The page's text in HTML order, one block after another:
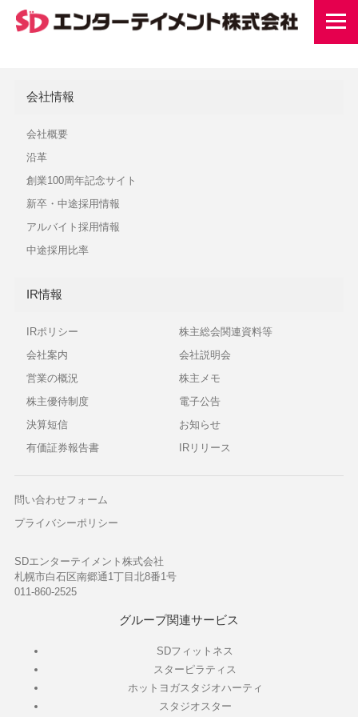
会社情報
会社概要
沿革
創業100周年記念サイト
新卒・中途採用情報
アルバイト採用情報
中途採用比率
IR情報
IRポリシー
会社案内
営業の概況
株主優待制度
決算短信
有価証券報告書
株主総会関連資料等
会社説明会
株主メモ
電子公告
お知らせ
IRリリース
問い合わせフォーム
プライバシーポリシー
SDエンターテイメント株式会社
札幌市白石区南郷通1丁目北8番1号
011-860-2525
グループ関連サービス
SDフィットネス
スターピラティス
ホットヨガスタジオハーティ
スタジオスター